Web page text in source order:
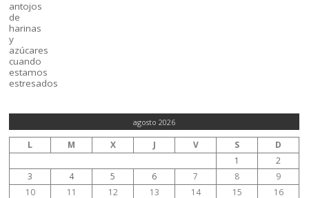
agosto 2026
L M X J V S
D
1
2
3
4 5 6 7 8
9
10
11 12 13 14 15 16